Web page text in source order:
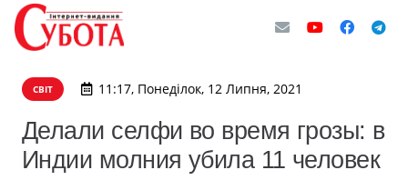
СВІТ 11:17, Понеділок, 12 Липня, 2021
Делали селфи во время грозы: в
Индии молния убила 11 человек